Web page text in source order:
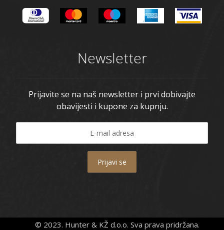
Newsletter
Prijavite se na naš newsletter i prvi dobivajte
obavijesti i kupone za kupnju.
Prijavi se
© 2023. Hunter & KŽ d.o.o. Sva prava pridržana.